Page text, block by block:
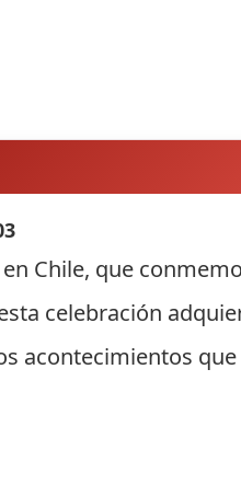
Chile, que
celebración
acontecimientos